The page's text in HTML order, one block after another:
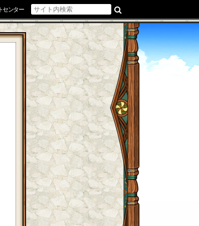
センター